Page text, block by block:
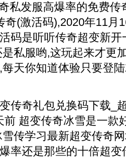
私发服高爆率的免费传
奇(激活码),2020年11月
码是听听传奇超变新开
私服哟,这玩起来才更
天你知道体验只要登
传奇礼包兑换码下载_
前 超变传奇冰雪是一款
传学习最新超变传奇
率还是那些的十倍超